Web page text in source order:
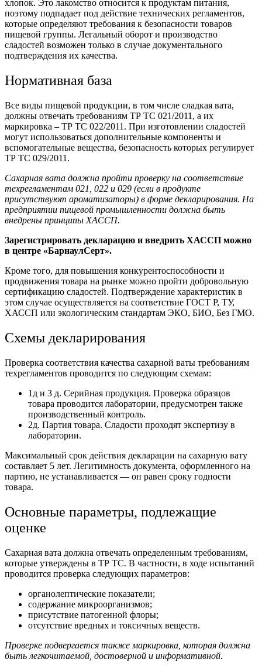
хлопок. Это лакомство относится к продуктам питания,
поэтому подпадает под действие технических регламентов,
которые определяют требования к безопасности товаров
пищевой группы. Легальный оборот и производство
сладостей возможен только в случае документального
подтверждения их качества.
Нормативная база
Все виды пищевой продукции, в том числе сладкая вата,
должны отвечать требованиям ТР ТС 021/2011, а их
маркировка – ТР ТС 022/2011. При изготовлении сладостей
могут использоваться дополнительные компоненты и
вспомогательные вещества, безопасность которых регулирует
ТР ТС 029/2011.
Сахарная вата должна пройти проверку на соответствие
техрегламентам 021, 022 и 029 (если в продукте
присутствуют ароматизаторы) в форме декларирования. На
предприятии пищевой промышленности должна быть
внедрены принципы ХАССП.
Зарегистрировать декларацию и внедрить ХАССП можно
в центре «БарнаулСерт».
Кроме того, для повышения конкурентоспособности и
продвижения товара на рынке можно пройти добровольную
сертификацию сладостей. Подтверждение характеристик в
этом случае осуществляется на соответствие ГОСТ Р, ТУ,
ХАССП или экологическим стандартам ЭКО, БИО, Без ГМО.
Схемы декларирования
Проверка соответствия качества сахарной ваты требованиям
техрегламентов проводится по следующим схемам:
1д и 3 д. Серийная продукция. Проверка образцов
товара проводится лаборатории, предусмотрен также
производственный контроль.
2д. Партия товара. Сладости проходят экспертизу в
лаборатории.
Максимальный срок действия декларации на сахарную вату
составляет 5 лет. Легитимность документа, оформленного на
партию, не устанавливается — он равен сроку годности
товара.
Основные параметры, подлежащие
оценке
Сахарная вата должна отвечать определенным требованиям,
которые утверждены в ТР ТС. В частности, в ходе испытаний
проводится проверка следующих параметров:
органолептические показатели;
содержание микроорганизмов;
присутствие патогенной флоры;
отсутствие вредных и токсичных веществ.
Проверке подвергается также маркировка, которая должна
быть легкочитаемой, достоверной и информативной.